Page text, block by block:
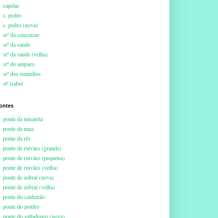
capelas
s. pedro
s. pedro (nova)
srª da conceicao
srª da saude
srª da saude (velha)
srª do amparo
srª dos remedios
stª isabel
ponte da misarela
ponte da mua
ponte da rês
ponte de ruivães (grande)
ponte de ruivães (pequena)
ponte de ruivães (velha)
ponte de zebral (nova)
ponte de zebral (velha)
ponte do caldeirão
ponte do poldro
ponte do saltadouro (nova)